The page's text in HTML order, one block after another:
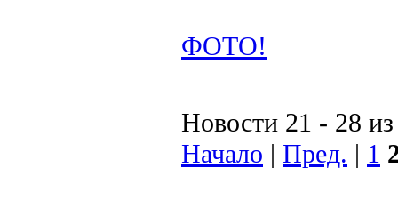
ФОТО!
Новости 21 - 28
Начало | Пред. | 1